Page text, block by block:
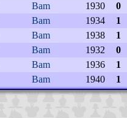
Bam 1930
0
Bam 1934
1
Bam 1938
1
Bam 1932
0
Bam 1936
1
Bam 1940 1